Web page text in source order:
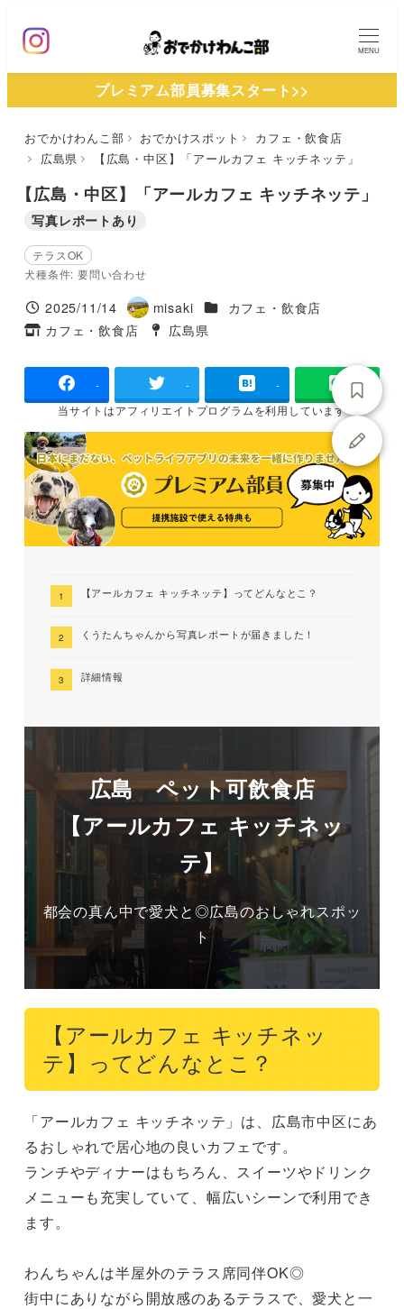
ン
MENU
プレミアム部員募集スタート>>
おでかけわんこ部 おでかけスポット
カフェ・飲食店
広島県
【広島・中区】「アールカフェ キッチネッテ」
【広島・中区】「アールカフェ キッチネッテ」
写真レポートあり
テラスOK
犬種条件: 要問い合わせ
投稿日
2025/11/14
著
者
misaki 施設ジャンル
カフェ・飲食店
タグ
カフェ・飲食店
タグ
広島県
- - -
当サイトはアフィリエイトプログラムを利用しています
【アールカフェ キッチネッテ】ってどんなとこ？
くうたんちゃんから写真レポートが届きました！
詳細情報
広島 ペット可飲食店
【アールカフェ キッチネッ
テ】
都会の真ん中で愛犬と◎広島のおしゃれスポッ
ト
【アールカフェ キッチネッ
テ】ってどんなとこ？
「アールカフェ キッチネッテ」は、広島市中区にあ
るおしゃれで居心地の良いカフェです。
ランチやディナーはもちろん、スイーツやドリンク
メニューも充実していて、幅広いシーンで利用でき
ます。
わんちゃんは半屋外のテラス席同伴OK◎
街中にありながら開放感のあるテラスで、愛犬と一